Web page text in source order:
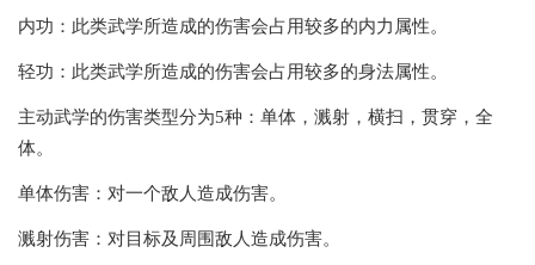
内功：此类武学所造成的伤害会占用较多的内力属性。
轻功：此类武学所造成的伤害会占用较多的身法属性。
主动武学的伤害类型分为5种：单体，溅射，横扫，贯穿，全
体。
单体伤害：对一个敌人造成伤害。
溅射伤害：对目标及周围敌人造成伤害。